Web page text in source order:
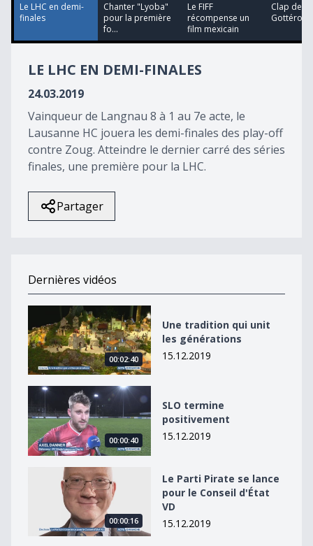
11
seconds
Le LHC en demi-
finales
Chanter "Lyoba"
pour la première
fo...
Le FIFF
récompense un
film mexicain
Clap de
Gottéron
LE LHC EN DEMI-FINALES
24.03.2019
Vainqueur de Langnau 8 à 1 au 7e acte, le
Lausanne HC jouera les demi-finales des play-off
contre Zoug. Atteindre le dernier carré des séries
finales, une première pour la LHC.
Partager
Dernières vidéos
Une tradition qui unit les générations
00:02:40
Une tradition qui unit
les générations
15.12.2019
SLO termine positivement
00:00:40
SLO termine
positivement
15.12.2019
Le Parti Pirate se lance pour le Conseil d&#039;État VD
00:00:16
Le Parti Pirate se lance
pour le Conseil d'État
VD
15.12.2019